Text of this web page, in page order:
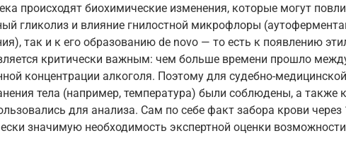
происходят биохимические изменения, которые могут
гликолиз и влияние гнилостной микрофлоры
так и к его образованию de novo — то есть к появлению
критически важным: чем больше времени прошло
концентрации алкоголя. Поэтому для судебно-
тела (например, температура) были соблюдены, а также
для анализа. Сам по себе факт забора крови через
значимую необходимость экспертной оценки